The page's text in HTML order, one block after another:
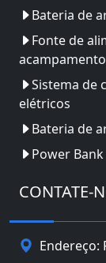
Bateria de
Fonte de
acampamento
Sistema de
elétricos
Bateria de
Power
CONTATE-
Endereço: